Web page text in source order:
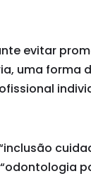
evitar
uma forma